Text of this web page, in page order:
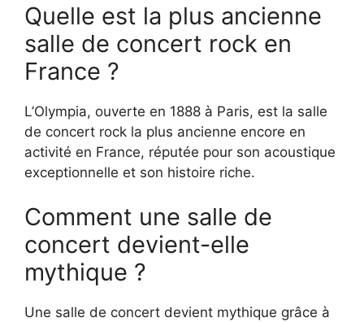
Quelle est la plus ancienne
salle de concert rock en
France ?
L’Olympia, ouverte en 1888 à Paris, est la salle
de concert rock la plus ancienne encore en
activité en France, réputée pour son acoustique
exceptionnelle et son histoire riche.
Comment une salle de
concert devient-elle
mythique ?
Une salle de concert devient mythique grâce à